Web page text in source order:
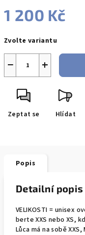
1 200 Kč
cena:
Zvolte variantu
+
−
Zeptat se Hlídat
Popis
Detailní
VELIKOSTI = unisex
berte XXS nebo XS,
Lůca má na sobě XXS,